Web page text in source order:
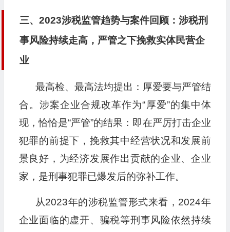
三、2023涉税监管趋势与案件回顾：涉税刑
事风险持续走高，严管之下挽救实体民营企
业
最高检、最高法均提出：厚爱要与严管结
合。涉案企业合规改革作为“厚爱”的集中体
现，恰恰是“严管”的结果：即在严厉打击企业
犯罪的前提下，挽救其中经营状况和发展前
景良好，为经济发展作出贡献的企业、企业
家，是刑事犯罪已爆发后的弥补工作。
从2023年的涉税监管形式来看，2024年
企业面临的虚开、骗税等刑事风险依然持续